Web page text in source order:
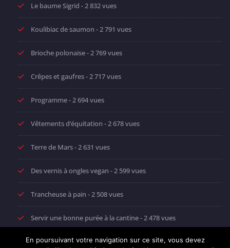
Le baume Sigrid - 2 832 vues
Koulibiac de saumon - 2 791 vues
Brioche polonaise- 2 769 vues
Crêpes et gaufres- 2 717 vues
Programme- 2 694 vues
Vêtements d’équitation - 2 678 vues
Terre de Mars- 2 631 vues
Des vernis à ongles vegan - 2 599 vues
Trancheuse à pain - 2 508 vues
Servir une bonne purée à la cantine- 2 478 vues
Vitrine chaude - 2 420 vues
En poursuivant votre navigation sur ce site, vous devez